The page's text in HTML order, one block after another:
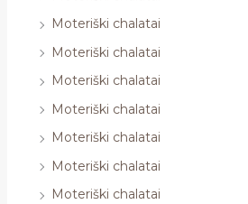
Moteriški chalatai
Moteriški chalatai
Moteriški chalatai
Moteriški chalatai
Moteriški chalatai
Moteriški chalatai
Moteriški chalatai